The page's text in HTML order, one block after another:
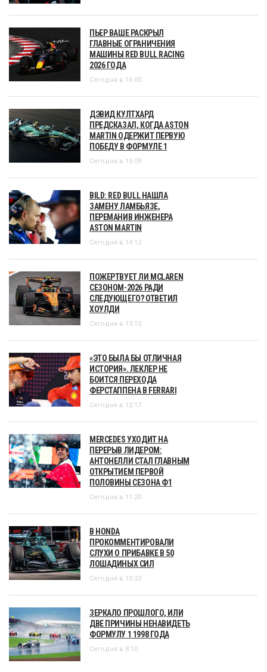
ПЬЕР ВАШЕ РАСКРЫЛ
ГЛАВНЫЕ ОГРАНИЧЕНИЯ
МАШИНЫ RED BULL RACING
2026 ГОДА
Сегодня в 16:05
ДЭВИД КУЛТХАРД
ПРЕДСКАЗАЛ, КОГДА ASTON
MARTIN ОДЕРЖИТ ПЕРВУЮ
ПОБЕДУ В ФОРМУЛЕ 1
Сегодня в 15:09
BILD: RED BULL НАШЛА
ЗАМЕНУ ЛАМБЬЯЗЕ,
ПЕРЕМАНИВ ИНЖЕНЕРА
ASTON MARTIN
Сегодня в 14:12
ПОЖЕРТВУЕТ ЛИ MCLAREN
СЕЗОНОМ-2026 РАДИ
СЛЕДУЮЩЕГО? ОТВЕТИЛ
ХОУЛДИ
Сегодня в 13:15
«ЭТО БЫЛА БЫ ОТЛИЧНАЯ
ИСТОРИЯ». ЛЕКЛЕР НЕ
БОИТСЯ ПЕРЕХОДА
ФЕРСТАППЕНА В FERRARI
Сегодня в 12:17
MERCEDES УХОДИТ НА
ПЕРЕРЫВ ЛИДЕРОМ:
АНТОНЕЛЛИ СТАЛ ГЛАВНЫМ
ОТКРЫТИЕМ ПЕРВОЙ
ПОЛОВИНЫ СЕЗОНА Ф1
Сегодня в 11:20
В HONDA
ПРОКОММЕНТИРОВАЛИ
СЛУХИ О ПРИБАВКЕ В 50
ЛОШАДИНЫХ СИЛ
Сегодня в 10:22
ЗЕРКАЛО ПРОШЛОГО, ИЛИ
ДВЕ ПРИЧИНЫ НЕНАВИДЕТЬ
ФОРМУЛУ 1 1998 ГОДА
Сегодня в 8:10